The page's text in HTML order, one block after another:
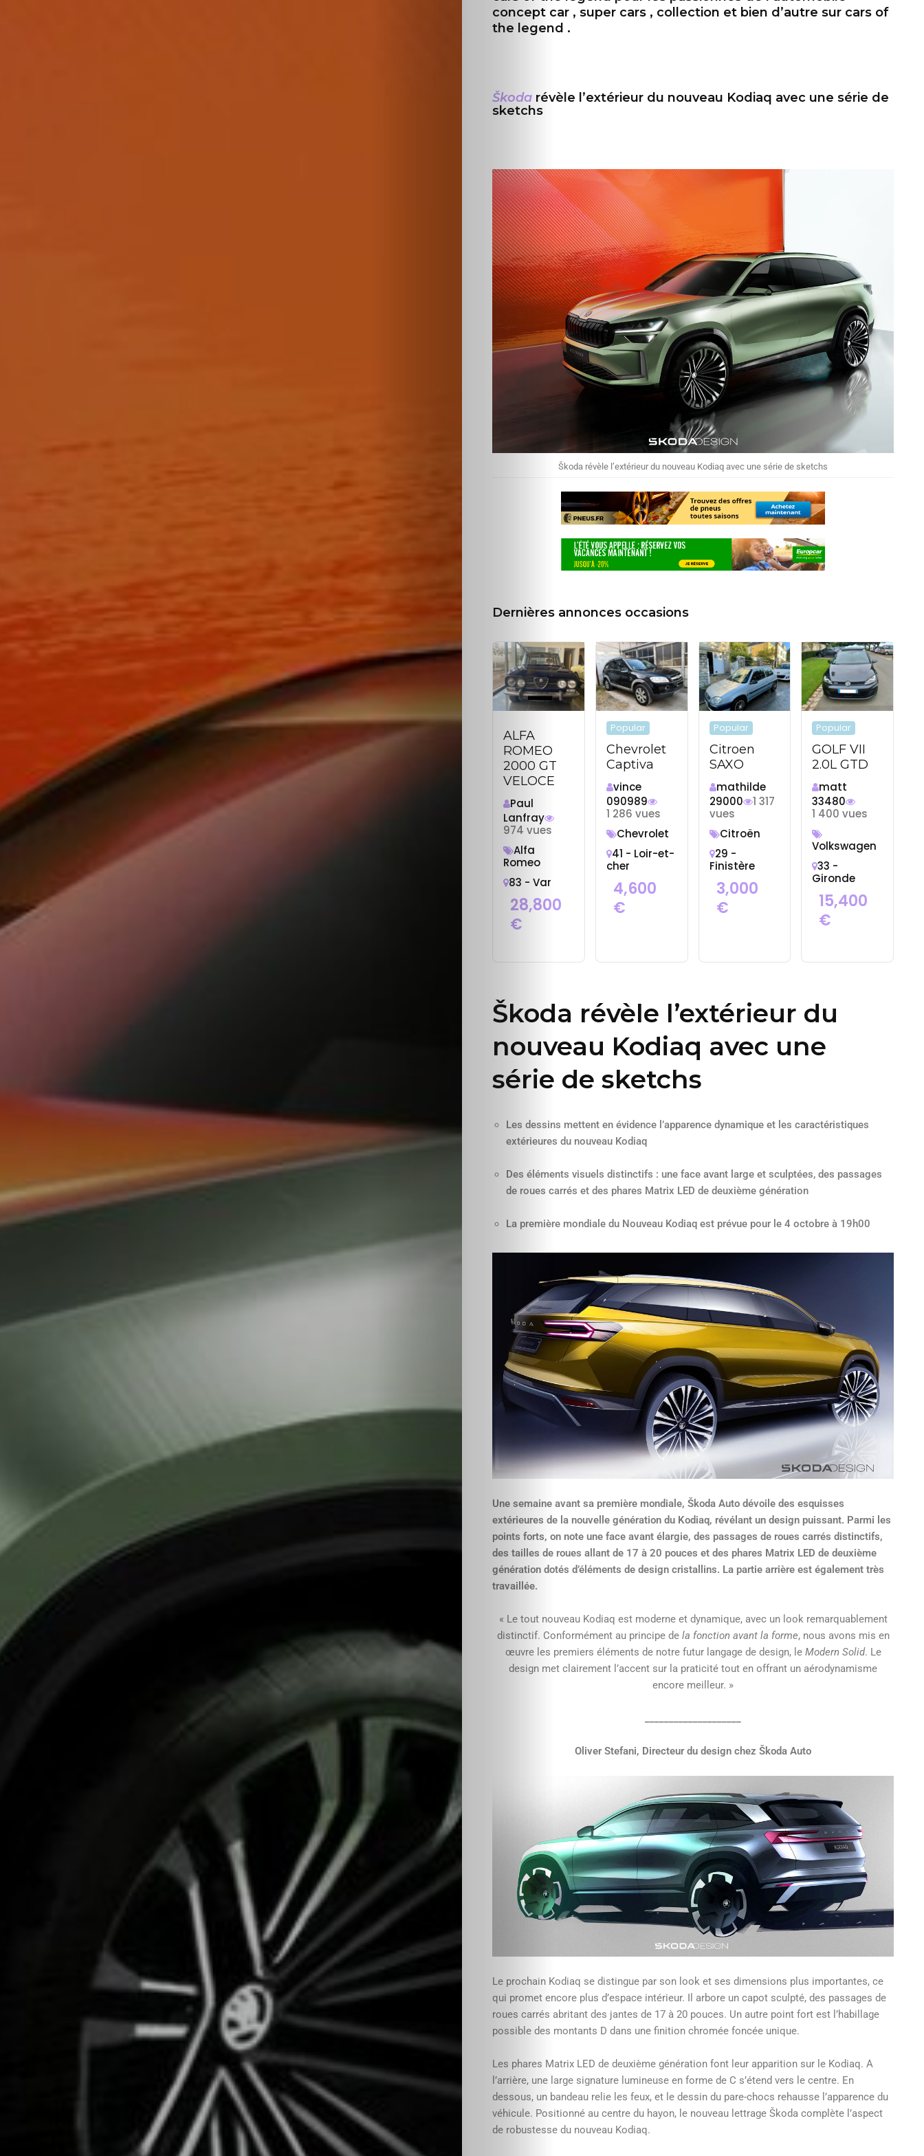
Cars
de
Annonces
Hors-
séries
Fonds
d’écran
Search
concept car , super cars , collection et bien d’autre sur cars of
the legend .
Škodarévèle l’extérieur du nouveau Kodiaq avec une série de
sketchs
Škoda révèle l’extérieur du nouveau Kodiaq avec une série de sketchs
Dernières annonces occasions
ALFA
ROMEO
2000 GT
VELOCE
Paul
Lanfray
974 vues
Alfa
Romeo
83 - Var
28,800
€
Popular
Chevrolet
Captiva
vince
090989
1 286 vues
Chevrolet
41 - Loir-et-
cher
4,600
€
Popular
Citroen
SAXO
mathilde
29000
1 317
vues
Citroën
29 -
Finistère
3,000
€
Popular
GOLF VII
2.0L GTD
matt
33480
1 400 vues
Volkswagen
33 -
Gironde
15,400
€
Škoda révèle l’extérieur du
nouveau Kodiaq avec une
série de sketchs
Les dessins mettent en évidence l’apparence dynamique et les caractéristiques
extérieures du nouveau Kodiaq
Des éléments visuels distinctifs : une face avant large et sculptées, des passages
de roues carrés et des phares Matrix LED de deuxième génération
La première mondiale du Nouveau Kodiaq est prévue pour le 4 octobre à 19h00
Une semaine avant sa première mondiale, Škoda Auto dévoile des esquisses
extérieures de la nouvelle génération du Kodiaq, révélant un design puissant. Parmi les
points forts, on note une face avant élargie, des passages de roues carrés distinctifs,
des tailles de roues allant de 17 à 20 pouces et des phares Matrix LED de deuxième
génération dotés d’éléments de design cristallins. La partie arrière est également très
travaillée.
« Le tout nouveau Kodiaq est moderne et dynamique, avec un look remarquablement
distinctif. Conformément au principe de la fonction avant la forme, nous avons mis en
œuvre les premiers éléments de notre futur langage de design, le Modern Solid. Le
design met clairement l’accent sur la praticité tout en offrant un aérodynamisme
encore meilleur. »
Oliver Stefani, Directeur du design chez Škoda Auto
Le prochain Kodiaq se distingue par son look et ses dimensions plus importantes, ce
qui promet encore plus d’espace intérieur. Il arbore un capot sculpté, des passages de
roues carrés abritant des jantes de 17 à 20 pouces. Un autre point fort est l’habillage
possible des montants D dans une finition chromée foncée unique.
Les phares Matrix LED de deuxième génération font leur apparition sur le Kodiaq. A
l’arrière, une large signature lumineuse en forme de C s’étend vers le centre. En
dessous, un bandeau relie les feux, et le dessin du pare-chocs rehausse l’apparence du
véhicule. Positionné au centre du hayon, le nouveau lettrage Škoda complète l’aspect
de robustesse du nouveau Kodiaq.